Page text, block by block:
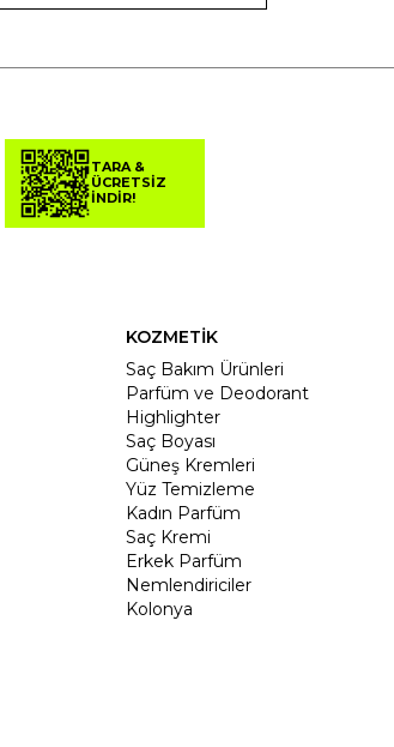
TARA &
ÜCRETSİZ
İNDİR!
KOZMETİK
Saç Bakım Ürünleri
Parfüm ve Deodorant
Highlighter
Saç Boyası
Güneş Kremleri
Yüz Temizleme
Kadın Parfüm
Saç Kremi
Erkek Parfüm
Nemlendiriciler
Kolonya